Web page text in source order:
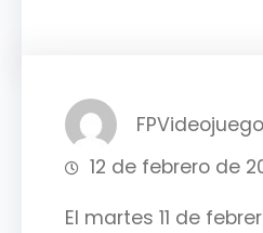
12 de febrero de
El martes 11 de